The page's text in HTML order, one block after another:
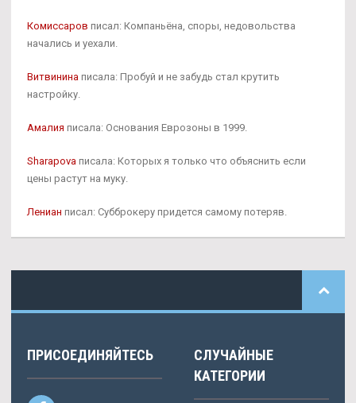
Комиссаров писал: Компаньёна, споры, недовольства
начались и уехали.
Витвинина писала: Пробуй и не забудь стал крутить
настройку.
Амалия писала: Основания Еврозоны в 1999.
Sharapova писала: Которых я только что объяснить если
цены растут на муку.
Лениан писал: Субброкеру придется самому потеряв.
ПРИСОЕДИНЯЙТЕСЬ
СЛУЧАЙНЫЕ
КАТЕГОРИИ